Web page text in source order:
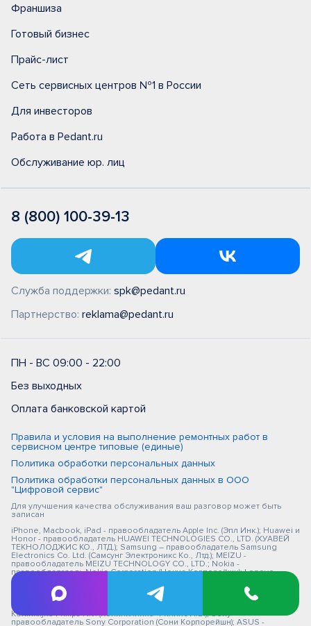
Франшиза
Готовый бизнес
Прайс-лист
Сеть сервисных центров №1 в России
Для инвесторов
Работа в Pedant.ru
Обслуживание юр. лиц
8 (800) 100-39-13
Служба поддержки: spk@pedant.ru
Партнерство: reklama@pedant.ru
ПН - ВС 09:00 - 22:00
Без выходных
Оплата банковской картой
Правила и условия на выполнение ремонтных работ в
сервисном центре типовые (единые)
Политика обработки персональных данных
Политика обработки персональных данных в ООО
"Цифровой сервис"
Для улучшения качества обслуживания ваш разговор может быть
записан
iPhone, Macbook, iPad - правообладатель Apple Inc. (Эпл Инк.); Huawei и
Honor - правообладатель HUAWEI TECHNOLOGIES CO., LTD. (ХУАВЕЙ
ТЕКНОЛОДЖИС КО., ЛТД.); Samsung – правообладатель Samsung
Electronics Co. Ltd. (Самсунг Электроникс Ко., Лтд.); MEIZU -
правообладатель MEIZU TECHNOLOGY CO., LTD.; Nokia -
правообладатель Nokia Corporation (Нокиа Корпорейшн); Lenovo -
правообладатель Lenovo (Beijing) Limited; Xiaomi - правообладатель
Xiaomi Inc.; ZTE - правообладатель ZTE Corporation; HTC -
правообладатель HTC CORPORATION (Эйч-Ти-Си КОРПОРЕЙШН); LG -
правообладатель LG Corp. (ЭлДжи Корп.); Philips - правообладатель
Koninklijke Philips N.V. (Конинклийке Филипс Н.В.); Sony -
правообладатель Sony Corporation (Сони Корпорейшн); ASUS -